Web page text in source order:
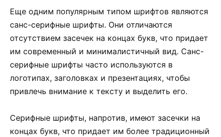
Еще одним популярным типом шрифтов являются
санс-серифные шрифты. Они отличаются
отсутствием засечек на концах букв, что придает
им современный и минималистичный вид. Санс-
серифные шрифты часто используются в
логотипах, заголовках и презентациях, чтобы
привлечь внимание к тексту и выделить его.
Серифные шрифты, напротив, имеют засечки на
концах букв, что придает им более традиционный